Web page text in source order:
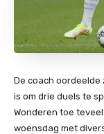
De coach
is om drie duels te
Wonderen toe
woensdag met